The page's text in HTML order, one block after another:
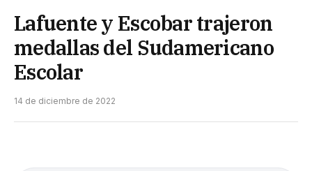
Lafuente y Escobar trajeron
medallas del Sudamericano
Escolar
14 de diciembre de 2022